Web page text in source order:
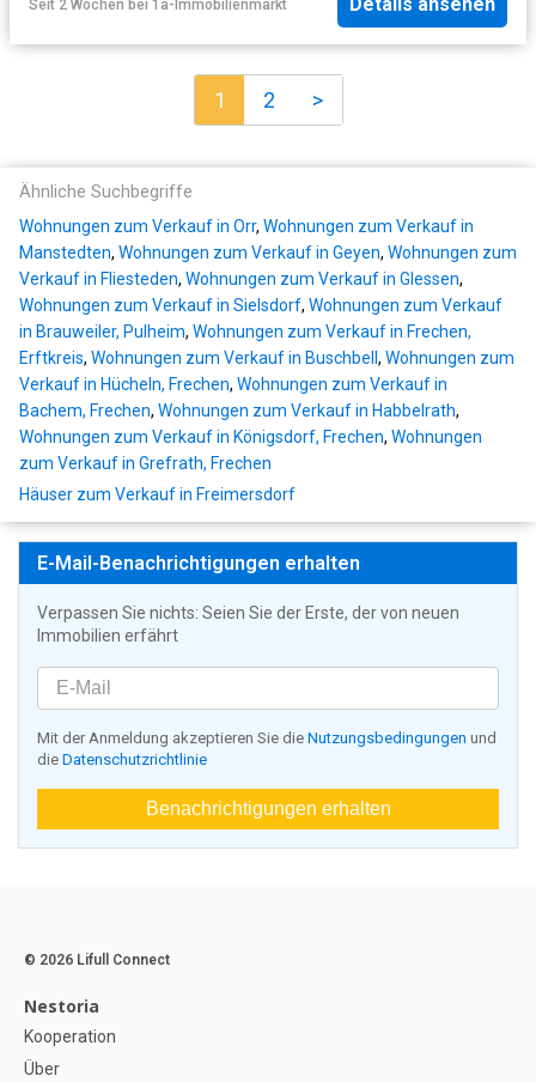
Seit 2 Wochen bei 1a-Immobilienmarkt
1 2 >
Ähnliche Suchbegriffe
Wohnungen zum Verkauf in Orr, Wohnungen zum Verkauf in
Manstedten, Wohnungen zum Verkauf in Geyen, Wohnungen zum
Verkauf in Fliesteden, Wohnungen zum Verkauf in Glessen,
Wohnungen zum Verkauf in Sielsdorf, Wohnungen zum Verkauf
in Brauweiler, Pulheim, Wohnungen zum Verkauf in Frechen,
Erftkreis, Wohnungen zum Verkauf in Buschbell , Wohnungen zum
Verkauf in Hücheln, Frechen, Wohnungen zum Verkauf in
Bachem, Frechen, Wohnungen zum Verkauf in Habbelrath,
Wohnungen zum Verkauf in Königsdorf, Frechen, Wohnungen
zum Verkauf in Grefrath, Frechen
Häuser zum Verkauf in Freimersdorf
E-Mail-Benachrichtigungen erhalten
Verpassen Sie nichts: Seien Sie der Erste, der von neuen
Immobilien erfährt
Mit der Anmeldung akzeptieren Sie die Nutzungsbedingungen und
die Datenschutzrichtlinie
Benachrichtigungen erhalten
© 2026 Lifull Connect
Nestoria
Kooperation
Über